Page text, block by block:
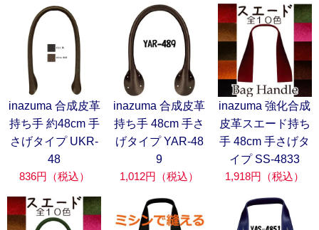
inazuma 合成皮革
持ち手 約48cm 手
さげタイプ UKR-
48
836円（税込）
inazuma 合成皮革
持ち手 48cm 手さ
げタイプ YAR-48
9
1,012円（税込）
inazuma 強化合成
皮革スエード持ち
手 48cm 手さげタ
イプ SS-4833
1,918円（税込）